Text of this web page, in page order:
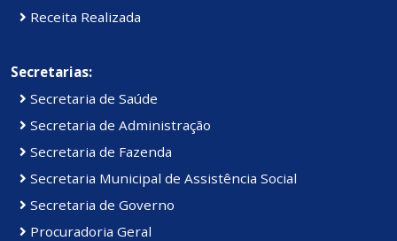
Receita Realizada
Secretarias:
Secretaria de Saúde
Secretaria de Administração
Secretaria de Fazenda
Secretaria Municipal de Assistência Social
Secretaria de Governo
Procuradoria Geral